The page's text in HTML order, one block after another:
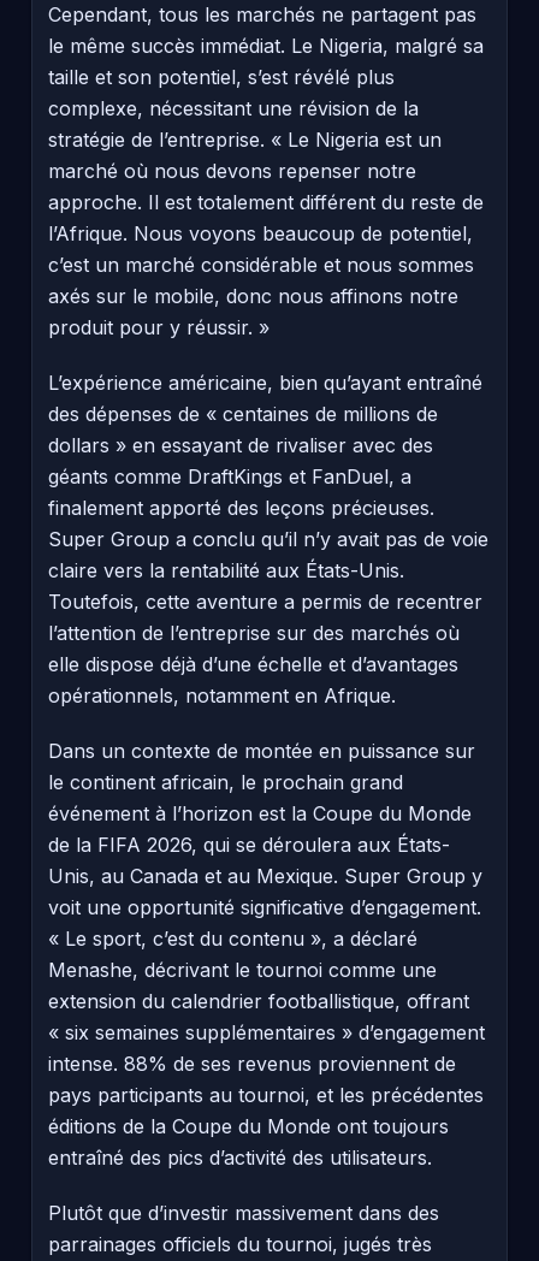
Cependant, tous les marchés ne partagent pas
le même succès immédiat. Le Nigeria, malgré sa
taille et son potentiel, s’est révélé plus
complexe, nécessitant une révision de la
stratégie de l’entreprise. « Le Nigeria est un
marché où nous devons repenser notre
approche. Il est totalement différent du reste de
l’Afrique. Nous voyons beaucoup de potentiel,
c’est un marché considérable et nous sommes
axés sur le mobile, donc nous affinons notre
produit pour y réussir. »
L’expérience américaine, bien qu’ayant entraîné
des dépenses de « centaines de millions de
dollars » en essayant de rivaliser avec des
géants comme DraftKings et FanDuel, a
finalement apporté des leçons précieuses.
Super Group a conclu qu’il n’y avait pas de voie
claire vers la rentabilité aux États-Unis.
Toutefois, cette aventure a permis de recentrer
l’attention de l’entreprise sur des marchés où
elle dispose déjà d’une échelle et d’avantages
opérationnels, notamment en Afrique.
Dans un contexte de montée en puissance sur
le continent africain, le prochain grand
événement à l’horizon est la Coupe du Monde
de la FIFA 2026, qui se déroulera aux États-
Unis, au Canada et au Mexique. Super Group y
voit une opportunité significative d’engagement.
« Le sport, c’est du contenu », a déclaré
Menashe, décrivant le tournoi comme une
extension du calendrier footballistique, offrant
« six semaines supplémentaires » d’engagement
intense. 88% de ses revenus proviennent de
pays participants au tournoi, et les précédentes
éditions de la Coupe du Monde ont toujours
entraîné des pics d’activité des utilisateurs.
Plutôt que d’investir massivement dans des
parrainages officiels du tournoi, jugés très